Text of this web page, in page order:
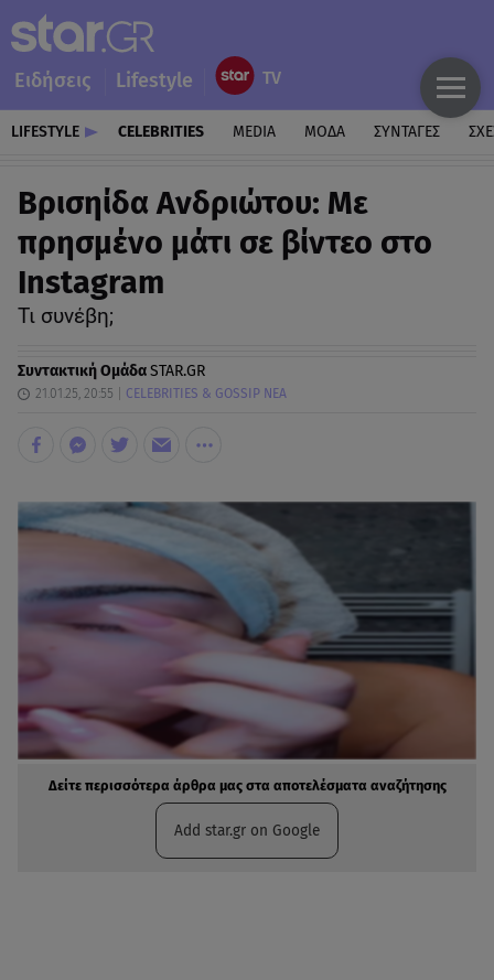
Ειδήσεις Lifestyle
LIFESTYLE CELEBRITIES MEDIA ΜΟΔΑ ΣΥΝΤΑΓΕΣ
Βρισηίδα Ανδριώτου: Με
πρησμένο μάτι σε βίντεο στο
Instagram
Τι συνέβη;
Συντακτική ΟμάδαSTAR.GR
21.01.25, 20:55 CELEBRITIES & GOSSIP ΝΕΑ
Δείτε περισσότερα άρθρα μας στα αποτελέσματα αναζήτησης
Add star.gr on Google